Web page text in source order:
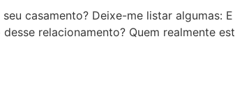
casamento? Deixe-me listar algumas:
relacionamento? Quem realmente